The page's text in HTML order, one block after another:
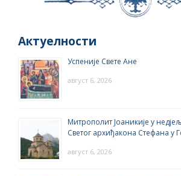
Актуелности
Успеније Свете Ане
август 6, 2026
Митрополит Јоаникије у
Светог архиђакона Стефана у
август 6, 2026